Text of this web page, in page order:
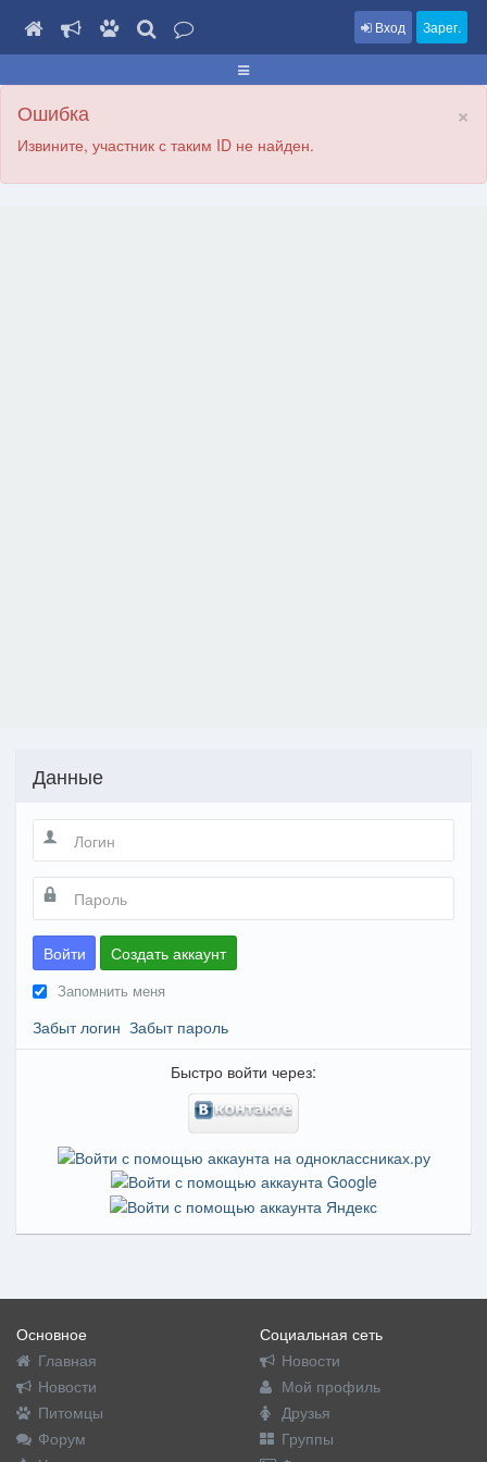
Вход Зарег.
×
Ошибка
Извините, участник с таким ID не найден.
Данные
Войти Создать аккаунт
Запомнить меня
Забыт логин Забыт пароль
Быстро войти через:
Основное
Главная
Новости
Питомцы
Форум
Социальная сеть
Новости
Мой профиль
Друзья
Группы